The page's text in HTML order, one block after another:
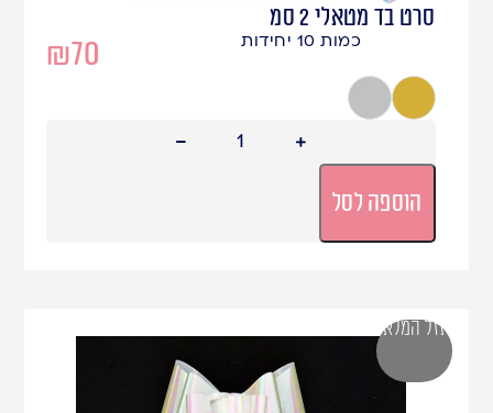
סרט בד מטאלי 2 סמ
₪70 כמות 10 יחידות
זהב מטאליכסף מטאלי
הוספה לסל
אזל המלאי